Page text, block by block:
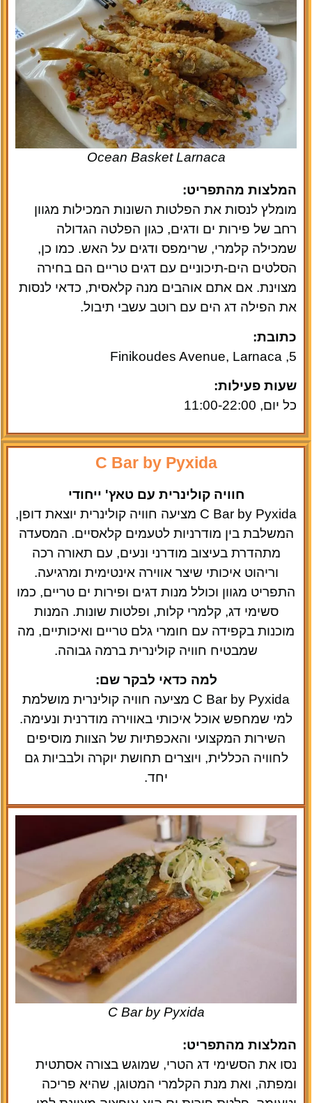
Ocean Basket Larnaca
המלצות מהתפריט:
מומלץ לנסות את הפלטות השונות המכילות מגוון
רחב של פירות ים ודגים, כגון הפלטה הגדולה
שמכילה קלמרי, שרימפס ודגים על האש. כמו כן,
הסלטים הים-תיכוניים עם דגים טריים הם בחירה
מצוינת. אם אתם אוהבים מנה קלאסית, כדאי לנסות
את הפילה דג הים עם רוטב עשבי תיבול.
כתובת:
5, Finikoudes Avenue, Larnaca
שעות פעילות:
כל יום, 11:00-22:00
C Bar by Pyxida
חוויה קולינרית עם טאץ' ייחודי
C Bar by Pyxida מציעה חוויה קולינרית יוצאת דופן,
המשלבת בין מודרניות לטעמים קלאסיים. המסעדה
מתהדרת בעיצוב מודרני ונעים, עם תאורה רכה
וריהוט איכותי שיצר אווירה אינטימית ומרגיעה.
התפריט מגוון וכולל מנות דגים ופירות ים טריים, כמו
סשימי דג, קלמרי קלות, ופלטות שונות. המנות
מוכנות בקפידה עם חומרי גלם טריים ואיכותיים, מה
שמבטיח חוויה קולינרית ברמה גבוהה.
למה כדאי לבקר שם:
C Bar by Pyxida מציעה חוויה קולינרית מושלמת
למי שמחפש אוכל איכותי באווירה מודרנית ונעימה.
השירות המקצועי והאכפתיות של הצוות מוסיפים
לחוויה הכללית, ויוצרים תחושת יוקרה ולבביות גם
יחד.
C Bar by Pyxida
המלצות מהתפריט:
נסו את הסשימי דג הטרי, שמוגש בצורה אסתטית
ומפתה, ואת מנת הקלמרי המטוגן, שהיא פריכה